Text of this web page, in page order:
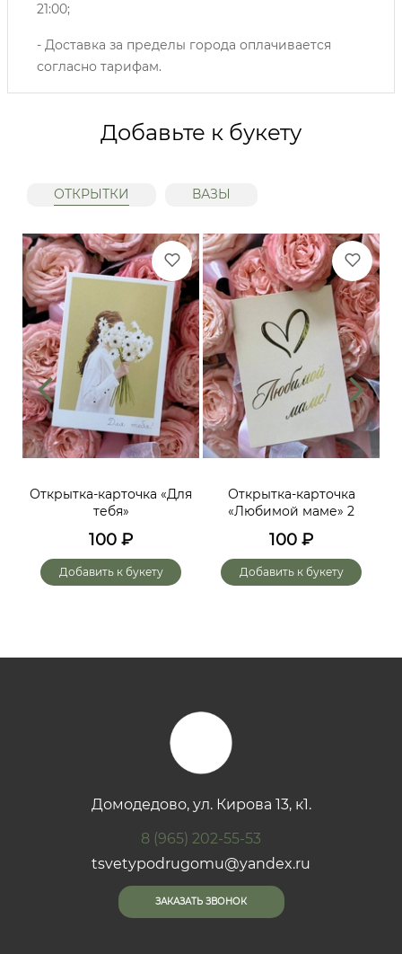
21:00;
- Доставка за пределы города оплачивается
согласно тарифам.
Добавьте к букету
ОТКРЫТКИ ВАЗЫ
Открытка-карточка «Для
тебя»
100 ₽
Добавить к букету
Открытка-карточка
«Любимой маме» 2
100 ₽
Добавить к букету
Домодедово, ул. Кирова 13, к1.
8 (965) 202-55-53
tsvetypodrugomu@yandex.ru
ЗАКАЗАТЬ ЗВОНОК